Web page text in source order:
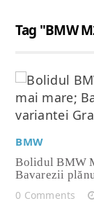
Tag "BMW
BMW
Bolidul BMW
Bavarezii
0 Comments